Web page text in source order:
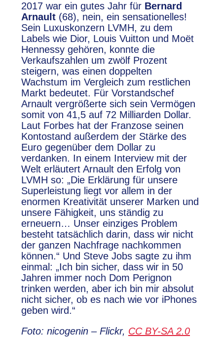
2017 war ein gutes Jahr für Bernard
Arnault (68), nein, ein sensationelles!
Sein Luxuskonzern LVMH, zu dem
Labels wie Dior, Louis Vuitton und Moët
Hennessy gehören, konnte die
Verkaufszahlen um zwölf Prozent
steigern, was einen doppelten
Wachstum im Vergleich zum restlichen
Markt bedeutet. Für Vorstandschef
Arnault vergrößerte sich sein Vermögen
somit von 41,5 auf 72 Milliarden Dollar.
Laut Forbes hat der Franzose seinen
Kontostand außerdem der Stärke des
Euro gegenüber dem Dollar zu
verdanken. In einem Interview mit der
Welt erläutert Arnault den Erfolg von
LVMH so: „Die Erklärung für unsere
Superleistung liegt vor allem in der
enormen Kreativität unserer Marken und
unsere Fähigkeit, uns ständig zu
erneuern… Unser einziges Problem
besteht tatsächlich darin, dass wir nicht
der ganzen Nachfrage nachkommen
können.“ Und Steve Jobs sagte zu ihm
einmal: „Ich bin sicher, dass wir in 50
Jahren immer noch Dom Perignon
trinken werden, aber ich bin mir absolut
nicht sicher, ob es nach wie vor iPhones
geben wird.“
Foto: nicogenin – Flickr, CC BY-SA 2.0